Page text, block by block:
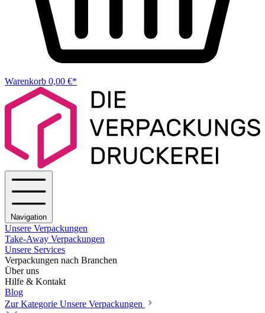
Warenkorb 0,00 €*
Navigation
Unsere Verpackungen
Take-Away Verpackungen
Unsere Services
Verpackungen nach Branchen
Über uns
Hilfe & Kontakt
Blog
Zur Kategorie Unsere Verpackungen